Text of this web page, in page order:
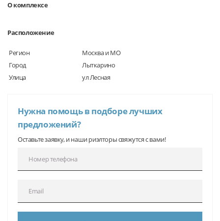
О комплексе
Расположение
Регион
Москва и МО
Город
Лыткарино
Улица
ул Лесная
Нужна помощь в подборе лучших
предложений?
Оставьте заявку, и наши риэлторы свяжутся с вами!